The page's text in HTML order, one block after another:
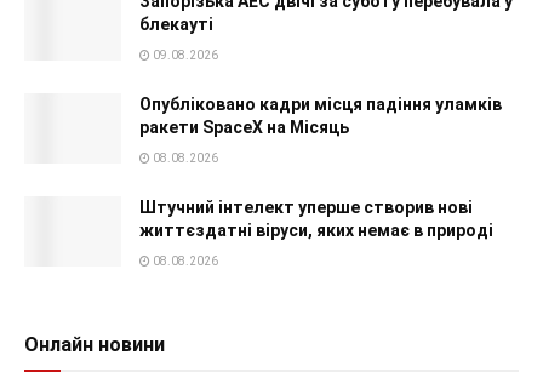
блекауті
09.08.2026
Опубліковано кадри місця падіння уламків
ракети SpaceX на Місяць
08.08.2026
Штучний інтелект уперше створив нові
життєздатні віруси, яких немає в природі
08.08.2026
Онлайн новини